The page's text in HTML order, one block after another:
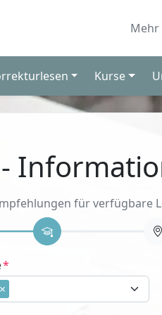
Mehr
Kurse
für verfügbare
×